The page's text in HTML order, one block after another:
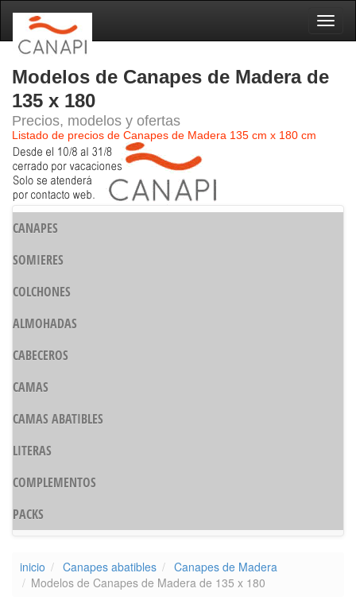
Modelos de Canapes de Madera de
135 x 180
Precios, modelos y ofertas
Listado de precios de Canapes de Madera 135 cm x 180 cm
CANAPES
SOMIERES
COLCHONES
ALMOHADAS
CABECEROS
CAMAS
CAMAS ABATIBLES
LITERAS
COMPLEMENTOS
PACKS
inicio Canapes abatibles
Canapes de Madera
Modelos de Canapes de Madera de 135 x 180